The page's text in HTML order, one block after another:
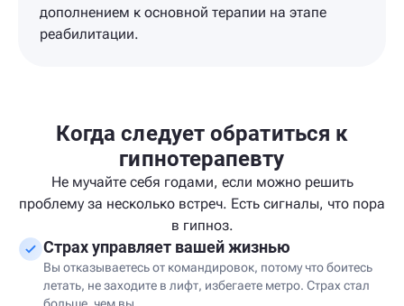
дополнением к основной терапии на этапе
реабилитации.
Когда следует обратиться к
гипнотерапевту
Не мучайте себя годами, если можно решить
проблему за несколько встреч. Есть сигналы, что пора
в гипноз.
Страх управляет вашей жизнью
Вы отказываетесь от командировок, потому что боитесь
летать, не заходите в лифт, избегаете метро. Страх стал
больше, чем вы.